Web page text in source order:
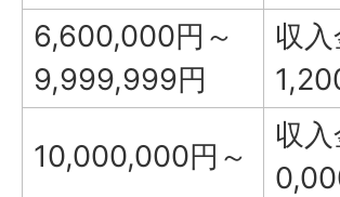
6,600,000円～
9,999,999円
収
10,000,000円～
収